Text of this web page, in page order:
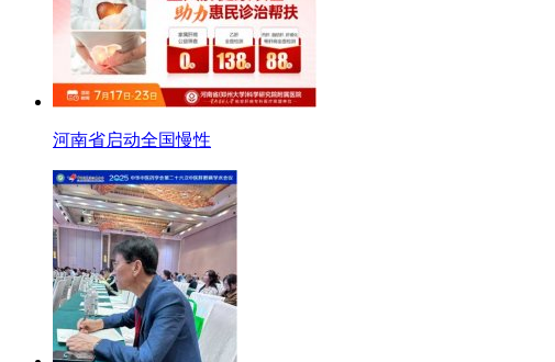
河南省启动全国慢性